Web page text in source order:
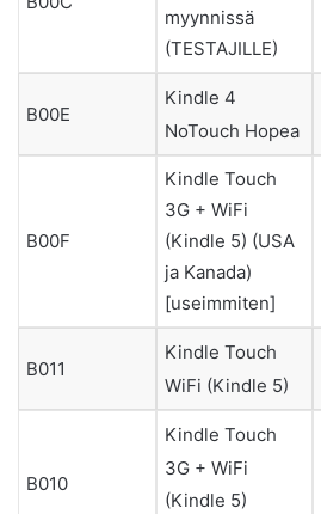
myynnissä
(TESTAJILLE)
B00E
Kindle 4
NoTouch Hopea
B00F
Kindle Touch
3G + WiFi
(Kindle 5) (USA
ja Kanada)
[useimmiten]
B011
Kindle Touch
WiFi (Kindle 5)
B010
Kindle Touch
3G + WiFi
(Kindle 5)